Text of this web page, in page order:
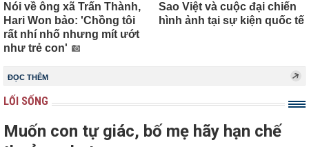
Nói về ông xã Trấn Thành,
Hari Won bảo: 'Chồng tôi
rất nhí nhố nhưng mít ướt
như trẻ con'
Sao Việt và cuộc đại chiến
hình ảnh tại sự kiện quốc tế
ĐỌC THÊM
LỐI SỐNG
Muốn con tự giác, bố mẹ hãy hạn chế